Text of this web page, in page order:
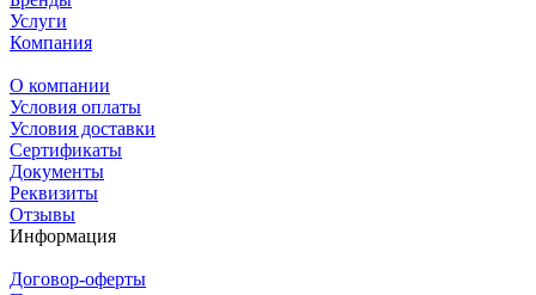
Услуги
Компания
О компании
Условия оплаты
Условия доставки
Сертификаты
Документы
Реквизиты
Отзывы
Информация
Договор-оферты